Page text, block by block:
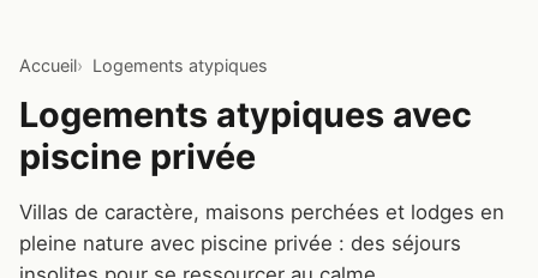
Accueil Logements atypiques
Logements atypiques avec
piscine privée
Villas de caractère, maisons perchées et lodges en
pleine nature avec piscine privée : des séjours